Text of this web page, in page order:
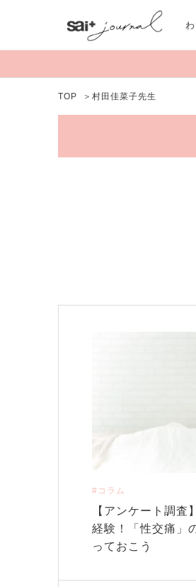
TOP ＞ 村田佳菜子先生
#コラム
【アンケート調査
経験！「性交痛」
っておこう